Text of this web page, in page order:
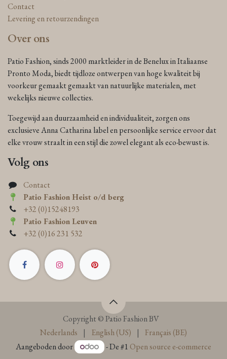
Contact
Levering en retourzendingen
Over ons
Patio Fashion, sinds 2000 marktleider in de Benelux in Italiaanse
Pronto Moda, biedt tijdloze ontwerpen van hoge kwaliteit bij
voorkeur gemaakt gemaakt van natuurlijke materialen, met
wekelijks nieuwe collecties.
Toegewijd aan duurzaamheid en individualiteit, zorgen ons
exclusieve Anna Catharina label en persoonlijke service ervoor dat
elke vrouw straalt in een stijl die zowel elegant als eco-bewust is.
Volg ons
Contact
Patio Fashion Heist o/d berg
+32 (0)15248193
Patio Fashion Leuven
+32 (0)16 231 532
Copyright © Patio Fashion BV
Nederlands
| English (US) |
Français (BE)
Aangeboden door
- De #1 Open source e-commerce